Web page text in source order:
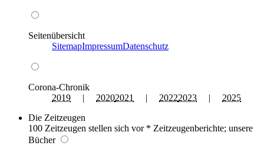
Seitenübersicht
SitemapImpressumDatenschutz
Corona-Chronik
2019 | 20202021 | 20222023 | 2025
Die Zeitzeugen
100 Zeitzeugen stellen sich vor * Zeitzeugenberichte; unsere
Bücher